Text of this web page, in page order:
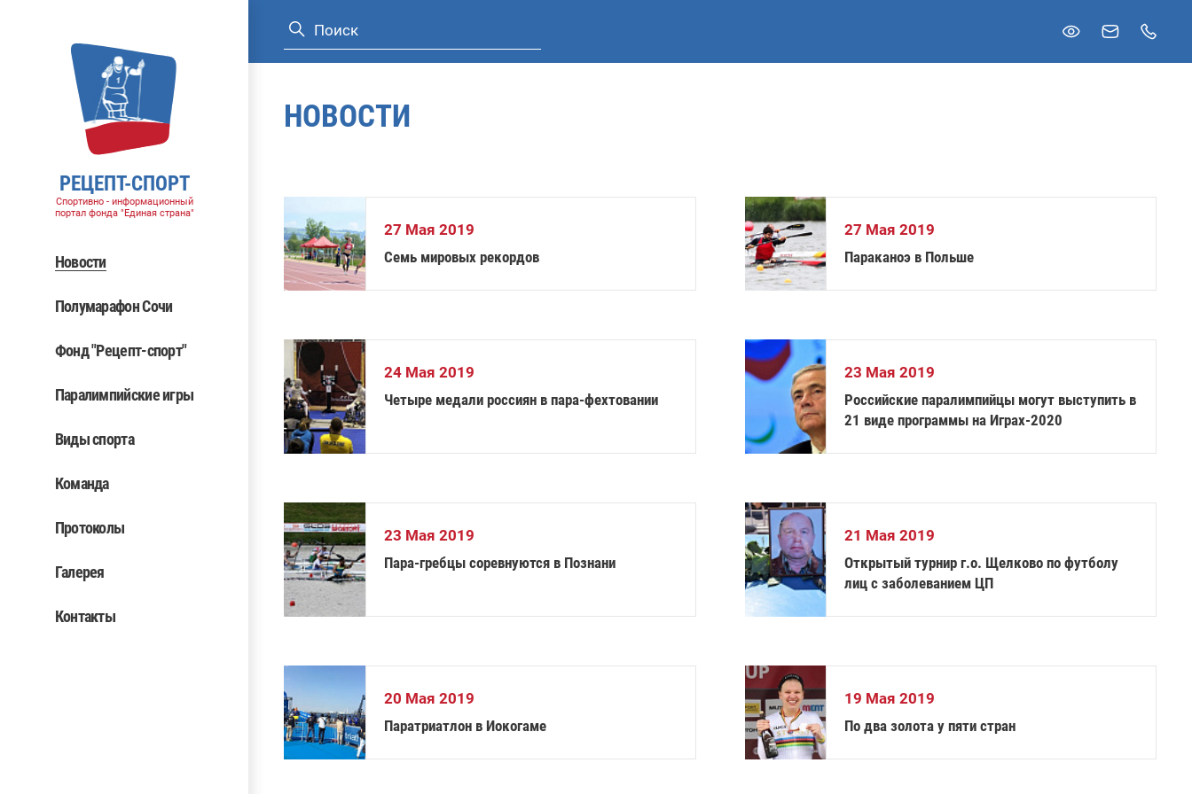
РЕЦЕПТ-СПОРТ
Спортивно - информационный
портал фонда "Единая страна"
Новости
Полумарафон Сочи
Фонд "Рецепт-спорт"
Паралимпийские игры
Виды спорта
Команда
Протоколы
Галерея
Контакты
НОВОСТИ
27 Мая 2019
Семь мировых рекордов
27 Мая 2019
Параканоэ в Польше
24 Мая 2019
Четыре медали россиян в пара-фехтовании
23 Мая 2019
Российские паралимпийцы могут выступить в
21 виде программы на Играх-2020
23 Мая 2019
Пара-гребцы соревнуются в Познани
21 Мая 2019
Открытый турнир г.о. Щелково по футболу
лиц с заболеванием ЦП
20 Мая 2019
Паратриатлон в Иокогаме
19 Мая 2019
По два золота у пяти стран